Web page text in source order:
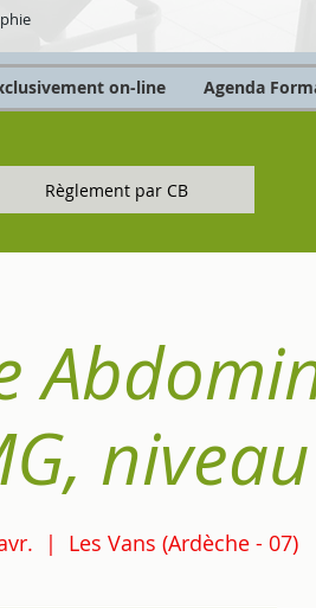
on-line Agenda
Règlement par CB
  |
Les Vans (Ardèche - 07)